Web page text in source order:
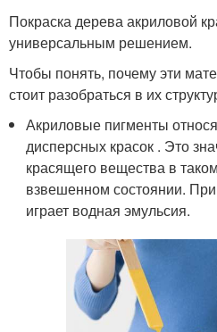
Покраска дерева акриловой
универсальным решением.
Чтобы понять, почему эти
стоит разобраться в их
Акриловые пигменты
дисперсных красок . Это
красящего вещества в
взвешенном состоянии.
играет водная эмульсия.